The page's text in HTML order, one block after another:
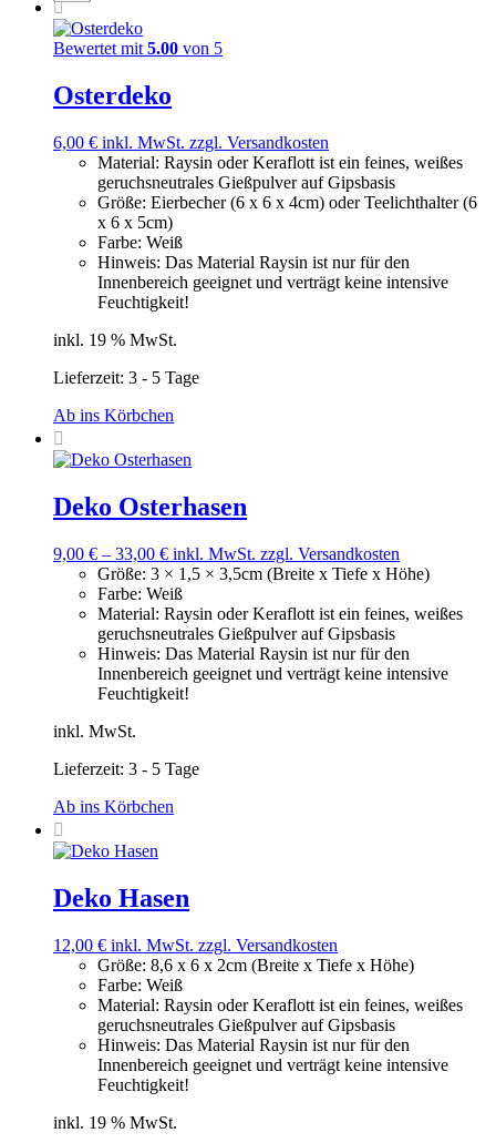
Bewertet mit 5.00 von 5
Osterdeko
6,00 € inkl. MwSt. zzgl. Versandkosten
Material: Raysin oder Keraflott ist ein feines, weißes
geruchsneutrales Gießpulver auf Gipsbasis
Größe: Eierbecher (6 x 6 x 4cm) oder Teelichthalter (6
x 6 x 5cm)
Farbe: Weiß
Hinweis: Das Material Raysin ist nur für den
Innenbereich geeignet und verträgt keine intensive
Feuchtigkeit!
inkl. 19 % MwSt.
Lieferzeit: 3 - 5 Tage
Ab ins Körbchen
Deko Osterhasen
9,00 € – 33,00 € inkl. MwSt. zzgl. Versandkosten
Größe: 3 × 1,5 × 3,5cm (Breite x Tiefe x Höhe)
Farbe: Weiß
Material: Raysin oder Keraflott ist ein feines, weißes
geruchsneutrales Gießpulver auf Gipsbasis
Hinweis: Das Material Raysin ist nur für den
Innenbereich geeignet und verträgt keine intensive
Feuchtigkeit!
inkl. MwSt.
Lieferzeit: 3 - 5 Tage
Ab ins Körbchen
Deko Hasen
12,00 € inkl. MwSt. zzgl. Versandkosten
Größe: 8,6 x 6 x 2cm (Breite x Tiefe x Höhe)
Farbe: Weiß
Material: Raysin oder Keraflott ist ein feines, weißes
geruchsneutrales Gießpulver auf Gipsbasis
Hinweis: Das Material Raysin ist nur für den
Innenbereich geeignet und verträgt keine intensive
Feuchtigkeit!
inkl. 19 % MwSt.